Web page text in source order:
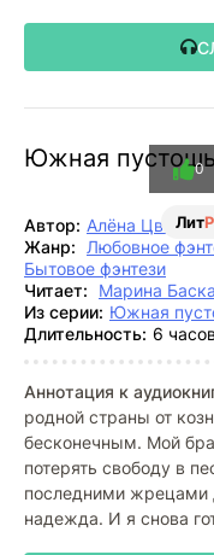
Южная
Лит
0
Автор: Алёна
Жанр:
Любовное
Бытовое фэнтези
Читает:
Марина
Из серии: Южная
Длительность: 6
Аннотация к
родной страны от
бесконечным. Мой
потерять свободу в
последними жрецами
надежда. И я снова